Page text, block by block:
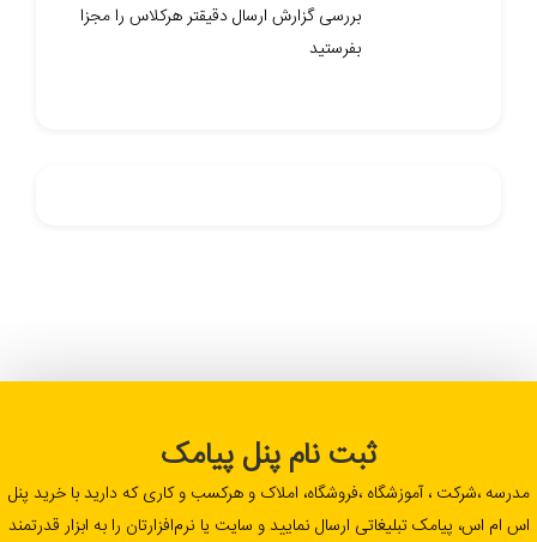
بررسی گزارش ارسال دقیقتر هرکلاس را مجزا
بفرستید
ثبت نام پنل پیامک
مدرسه ،شرکت ، آموزشگاه ،فروشگاه، املاک و هرکسب و کاری که دارید با خرید پنل
اس ام اس، پیامک تبلیغاتی ارسال نمایید و سایت یا نرم‌افزارتان را به ابزار قدرتمند